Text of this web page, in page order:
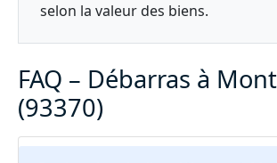
selon la valeur des biens.
FAQ – Débarras à
(93370)